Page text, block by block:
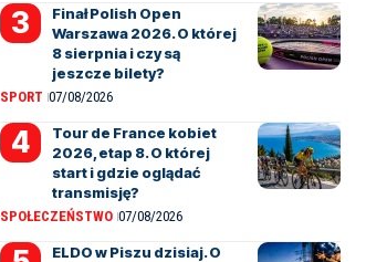
Finał Polish Open
Warszawa 2026. O której
8 sierpnia i czy są
jeszcze bilety?
SPORT 07/08/2026
Tour de France kobiet
2026, etap 8. O której
start i gdzie oglądać
transmisję?
SPOŁECZEŃSTWO 07/08/2026
ELDO w Piszu dzisiaj. O